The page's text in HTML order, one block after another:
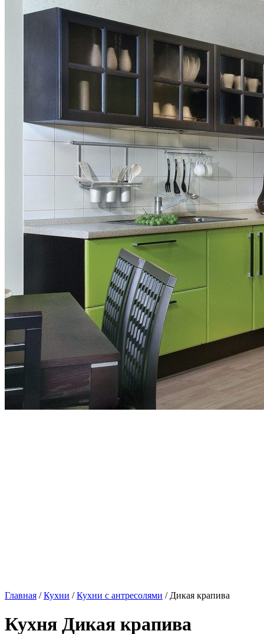
Главная /Кухни /Кухни с антресолями / Дикая крапива
Кухня Дикая крапива